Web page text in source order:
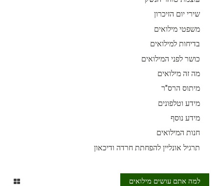
שירי יום הזיכרון
משפטי מילואים
בדיחות למילואים
כושר לפני המילואים
מה זה מילואים
מיתוס הרס"ר
מידע וטלפונים
מידע נוסף
חנות המילואים
תרגיל אונליין להפחתת חרדה ודיכאון
למה אתם עושים מילואים